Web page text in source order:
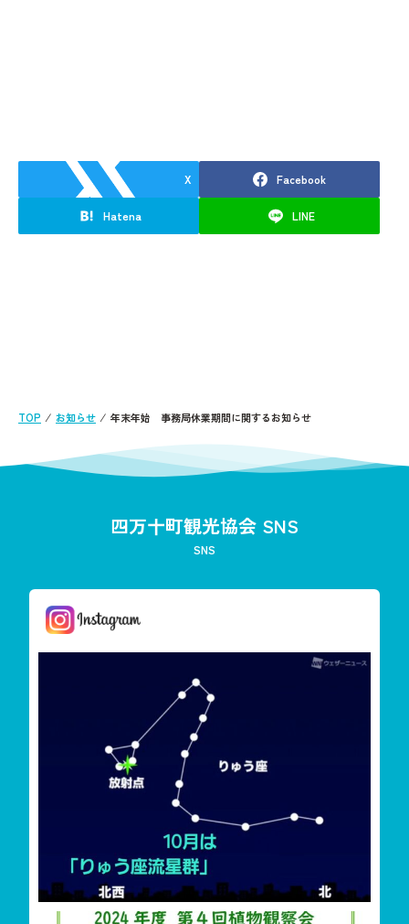
X Facebook
Hatena LINE
TOP ⁄ お知らせ ⁄ 年末年始 事務局休業期間に関するお知らせ
四万十町観光協会 SNS
SNS